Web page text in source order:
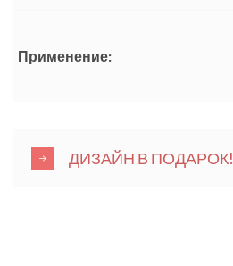
Применение:
ДИЗАЙН В ПОДАРОК!